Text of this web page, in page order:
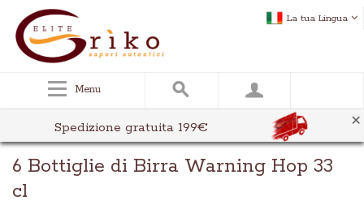
La tua Lingua
Menu
×
Spedizione gratuita 199€
6 Bottiglie di Birra Warning Hop 33
cl